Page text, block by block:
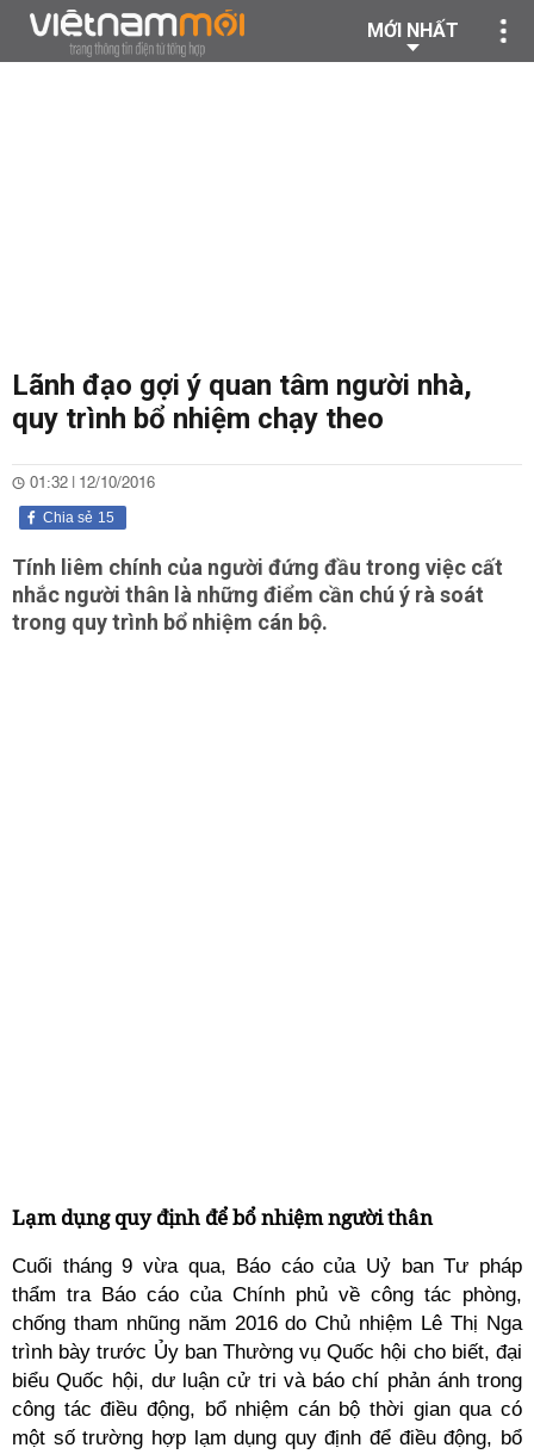
MỚI NHẤT
Lãnh đạo gợi ý quan tâm người nhà,
quy trình bổ nhiệm chạy theo
01:32 | 12/10/2016
15
Chia sẻ
Tính liêm chính của người đứng đầu trong việc cất
nhắc người thân là những điểm cần chú ý rà soát
trong quy trình bổ nhiệm cán bộ.
Lạm dụng quy định để bổ nhiệm người thân
Cuối tháng 9 vừa qua, Báo cáo của Uỷ ban Tư pháp
thẩm tra Báo cáo của Chính phủ về công tác phòng,
chống tham nhũng năm 2016 do Chủ nhiệm Lê Thị Nga
trình bày trước Ủy ban Thường vụ Quốc hội cho biết, đại
biểu Quốc hội, dư luận cử tri và báo chí phản ánh trong
công tác điều động, bổ nhiệm cán bộ thời gian qua có
một số trường hợp lạm dụng quy định để điều động, bổ